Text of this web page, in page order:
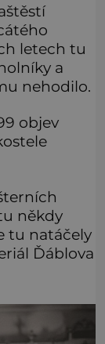
letech tu
a
nehodilo.
objev
někdy
tu natáčely
Ďáblova